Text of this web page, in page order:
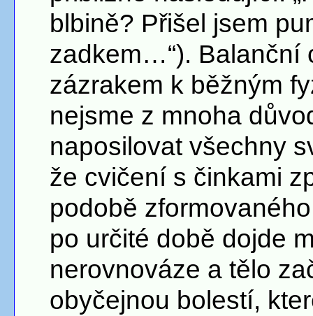
blbině? Přišel jsem
zadkem…“). Balanční
zázrakem k běžným
nejsme z mnoha
naposilovat všechny
že cvičení s činkami
podobě
po určité době dojde
nerovnováze a tělo
obyčejnou bolestí,